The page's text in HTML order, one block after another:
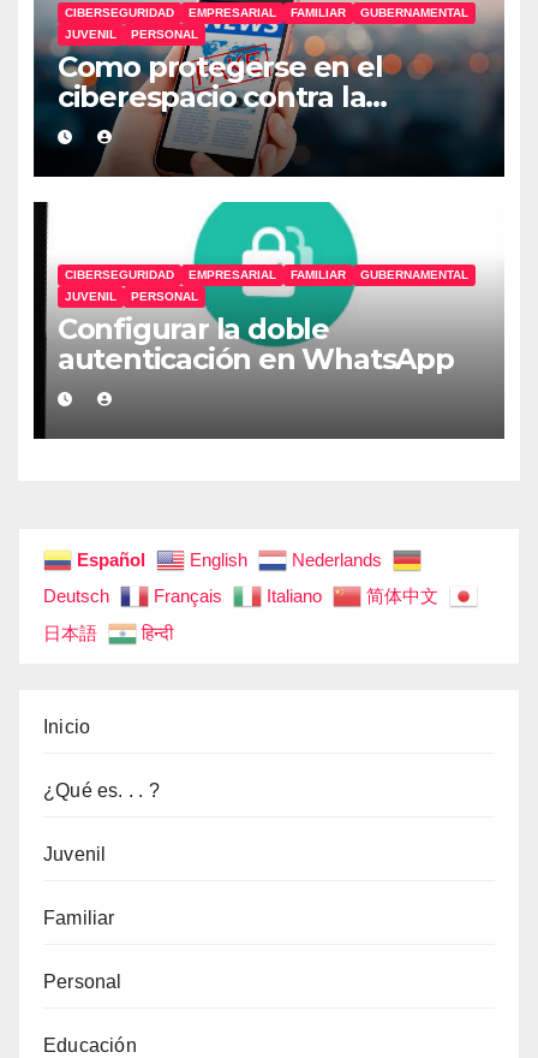
CIBERSEGURIDAD EMPRESARIAL FAMILIAR
GUBERNAMENTAL
JUVENIL
PERSONAL
Como protegerse en el
ciberespacio contra la
desinformación
CIBERSEGURIDAD EMPRESARIAL FAMILIAR
GUBERNAMENTAL
JUVENIL
PERSONAL
Configurar la doble
autenticación en WhatsApp
Español English
Nederlands
Deutsch
Français Italiano
简体中文
日本語
हिन्दी
Inicio
¿Qué es. . . ?
Juvenil
Familiar
Personal
Educación